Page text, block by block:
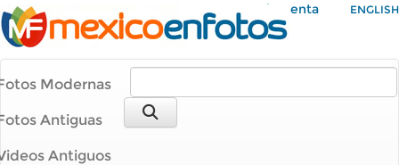
Mi Cuenta ENGLISH
Modernas
Antiguas
Antiguos